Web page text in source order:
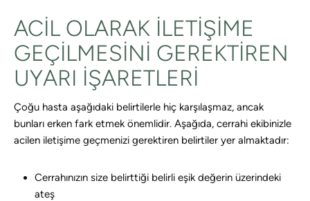
ACIL OLARAK ILETIŞIME
GEÇILMESINI GEREKTIREN
UYARI IŞARETLERI
Çoğu hasta aşağıdaki belirtilerle hiç karşılaşmaz, ancak
bunları erken fark etmek önemlidir. Aşağıda, cerrahi ekibinizle
acilen iletişime geçmenizi gerektiren belirtiler yer almaktadır:
Cerrahınızın size belirttiği belirli eşik değerin üzerindeki
ateş